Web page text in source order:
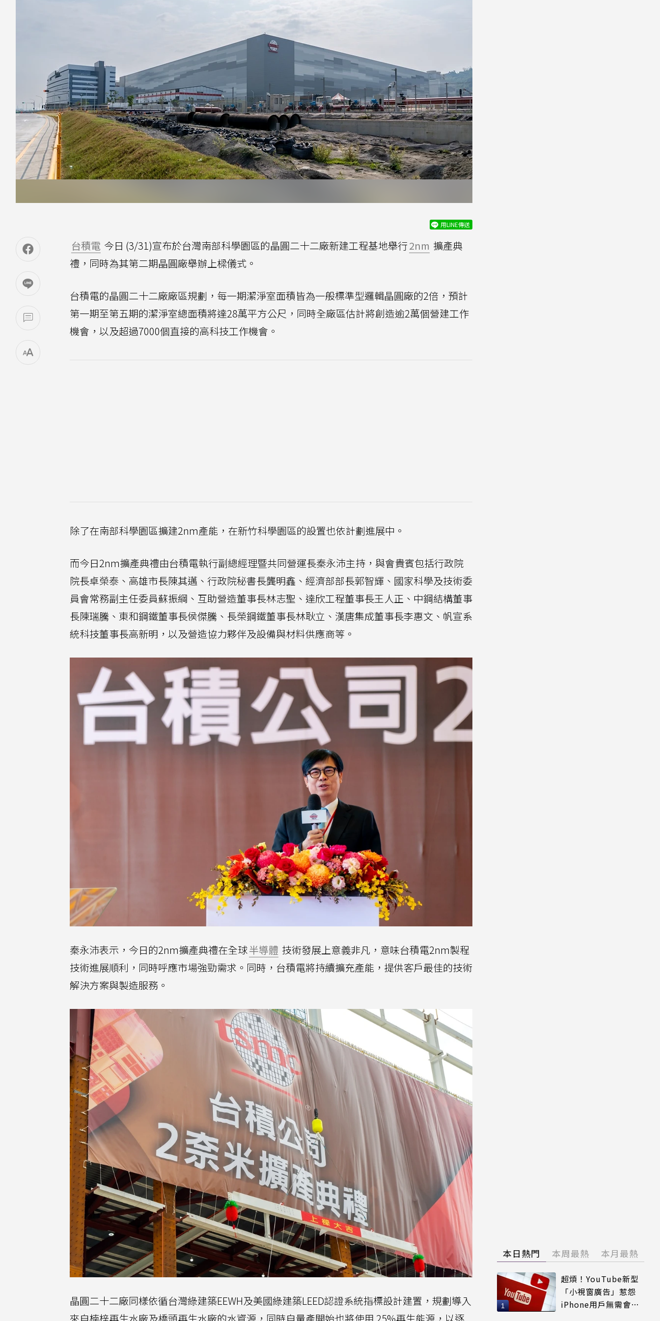
用LINE傳送
台積電 今日 (3/31)宣布於台灣南部科學園區的晶圓二十二廠新建工程基地舉行2nm 擴產典
禮，同時為其第二期晶圓廠舉辦上樑儀式。
台積電的晶圓二十二廠廠區規劃，每一期潔淨室面積皆為一般標準型邏輯晶圓廠的2倍，預計
第一期至第五期的潔淨室總面積將達28萬平方公尺，同時全廠區估計將創造逾2萬個營建工作
機會，以及超過7000個直接的高科技工作機會。
除了在南部科學園區擴建2nm產能，在新竹科學園區的設置也依計劃進展中。
而今日2nm擴產典禮由台積電執行副總經理暨共同營運長秦永沛主持，與會貴賓包括行政院
院長卓榮泰、高雄市長陳其邁、行政院秘書長龔明鑫、經濟部部長郭智輝、國家科學及技術委
員會常務副主任委員蘇振綱、互助營造董事長林志聖、達欣工程董事長王人正、中鋼結構董事
長陳瑞騰、東和鋼鐵董事長侯傑騰、長榮鋼鐵董事長林耿立、漢唐集成董事長李惠文、帆宣系
統科技董事長高新明，以及營造協力夥伴及設備與材料供應商等。
秦永沛表示，今日的2nm擴產典禮在全球半導體 技術發展上意義非凡，意味台積電2nm製程
技術進展順利，同時呼應市場強勁需求。同時，台積電將持續擴充產能，提供客戶最佳的技術
解決方案與製造服務。
晶圓二十二廠同樣依循台灣綠建築EEWH及美國綠建築LEED認證系統指標設計建置，規劃導入
本日熱門 本周最熱 本月最熱
超煩！YouTube新型
「小視窗廣告」惹怨
iPhone用戶無需會員